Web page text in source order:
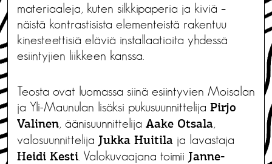
materiaaleja, kuten silkkipaperia ja kiviä –
näistä kontrastisista elementeistä rakentuu
kinesteettisiä eläviä installaatioita yhdessä
esiintyjien liikkeen kanssa.
Teosta ovat luomassa siinä esiintyvien Moisalan
ja Yli-Maunulan lisäksi pukusuunnittelija Pirjo
Valinen, äänisuunnittelija Aake Otsala,
valosuunnittelija Jukka Huitila ja lavastaja
Heidi Kesti . Valokuvaajana toimii Janne-